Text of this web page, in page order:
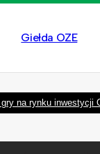
Giełda OZE
na rynku inwestycji